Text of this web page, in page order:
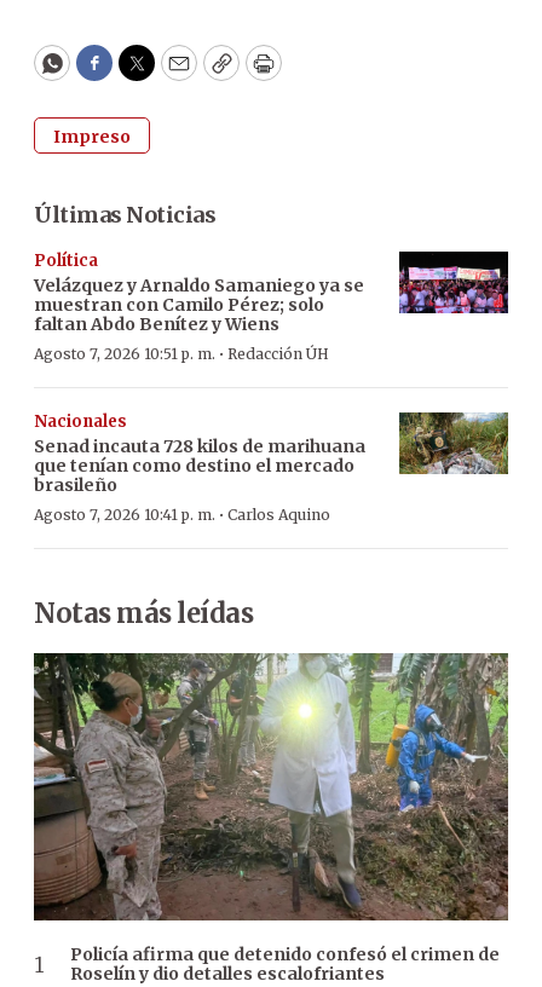
WhatsApp
Facebook
Twitter
EmailCopyPrint
Impreso
Últimas Noticias
Política
Velázquez y Arnaldo Samaniego ya se
muestran con Camilo Pérez; solo
faltan Abdo Benítez y Wiens
Agosto 7, 2026 10:51 p. m. · Redacción ÚH
Nacionales
Senad incauta 728 kilos de marihuana
que tenían como destino el mercado
brasileño
Agosto 7, 2026 10:41 p. m. · Carlos Aquino
Notas más leídas
Policía afirma que detenido confesó el crimen de
Roselín y dio detalles escalofriantes